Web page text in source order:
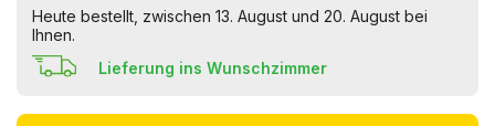
Heute bestellt, zwischen 13. August und 20. August bei
Ihnen.
Lieferung ins Wunschzimmer